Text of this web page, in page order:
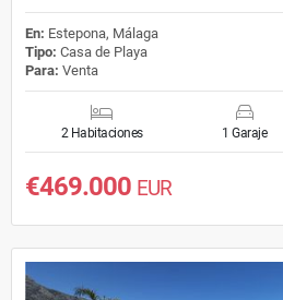
En: Estepona, Málaga
Tipo: Casa de Playa
Para: Venta
2 Habitaciones 1 Garaje
€469.000 EUR